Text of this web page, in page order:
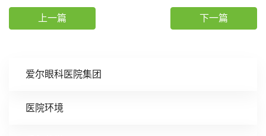
爱尔眼科医院集团
医院环境
上一篇 下一篇